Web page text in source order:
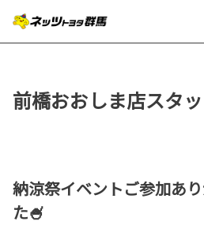
前橋おおしま店スタ
納涼祭イベントご参加あ
た🍧